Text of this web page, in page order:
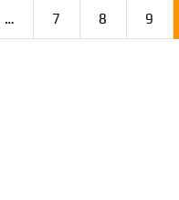
… 7 8 9